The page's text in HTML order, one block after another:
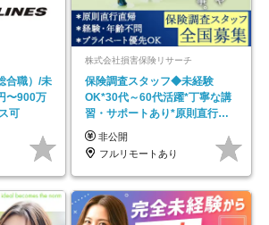
合職）/未
〜900万
可
株式会社損害保険リサーチ
保険調査スタッフ◆未経験
OK*30代～60代活躍*丁寧な講
習・サポートあり*原則直行直
帰／全国募集・業務委託
非公開
フルリモートあり